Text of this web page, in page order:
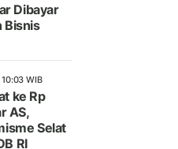
Dibayar
Bisnis
WIB
ke Rp
AS,
Selat
RI